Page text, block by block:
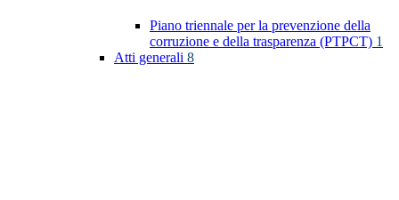
Piano triennale per la prevenzione della
corruzione e della trasparenza (PTPCT) 1
Atti generali 8